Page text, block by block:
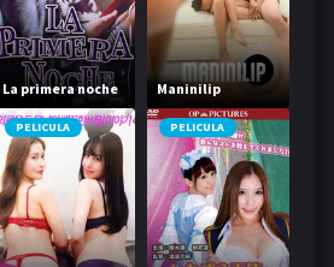
La primera noche Maninilip
PELICULA PELICULA